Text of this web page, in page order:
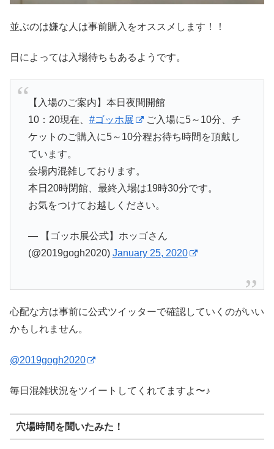
並ぶのは嫌な人は事前購入をオススメします！！
日によっては入場待ちもあるようです。
【入場のご案内】本日夜間開館
10：20現在、 #ゴッホ展
ご入場に5～10分、チ
ケットのご購入に5～10分程お待ち時間を頂戴し
ています。
会場内混雑しております。
本日20時閉館、最終入場は19時30分です。
お気をつけてお越しください。
— 【ゴッホ展公式】ホッゴさん
(@2019gogh2020) January 25, 2020
心配な方は事前に公式ツイッターで確認していくのがいい
かもしれません。
@2019gogh2020
毎日混雑状況をツイートしてくれてますよ〜♪
穴場時間を聞いたみた！